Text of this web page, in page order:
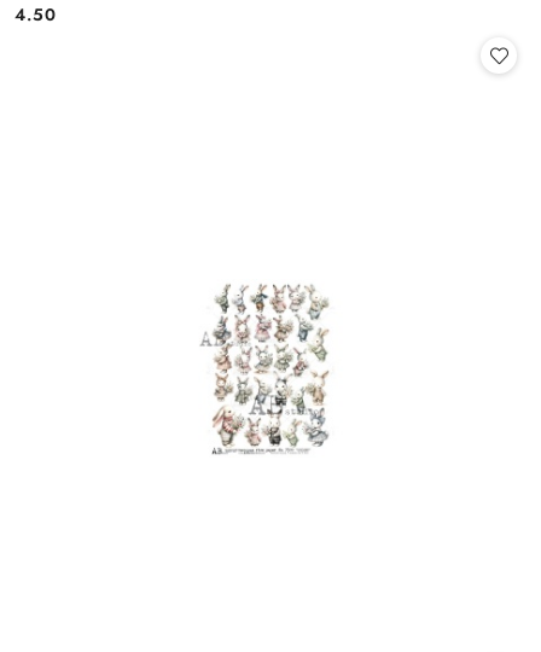
Cena:
4.50